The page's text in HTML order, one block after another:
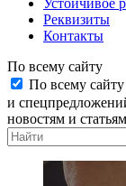
Устойчивое
Реквизиты
Контакты
По всему сайту
По всему сайту
и
новостям и статьям